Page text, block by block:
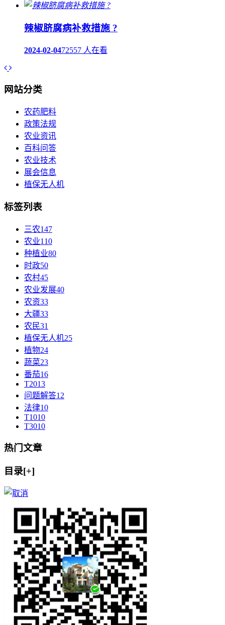
辣椒脐腐病补救措施 ?
2024-02-0472557 人在看
网站分类
农药肥料
政策法规
农业资讯
百科问答
农业技术
展会信息
植保无人机
标签列表
三农147
农业110
种植业80
时政50
农村45
农业发展40
农资33
大疆33
农民31
植保无人机25
植物24
蔬菜23
番茄16
T2013
问题解答12
法律10
T1010
T3010
热门文章
目录[+]